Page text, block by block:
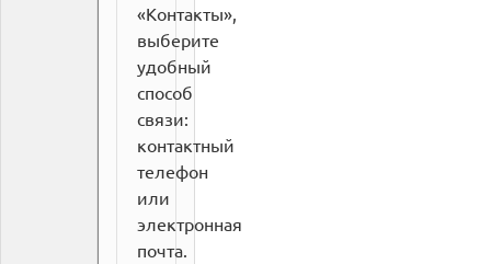
«Контакты»,
выберите
удобный
способ
связи:
контактный
телефон
или
электронная
почта.